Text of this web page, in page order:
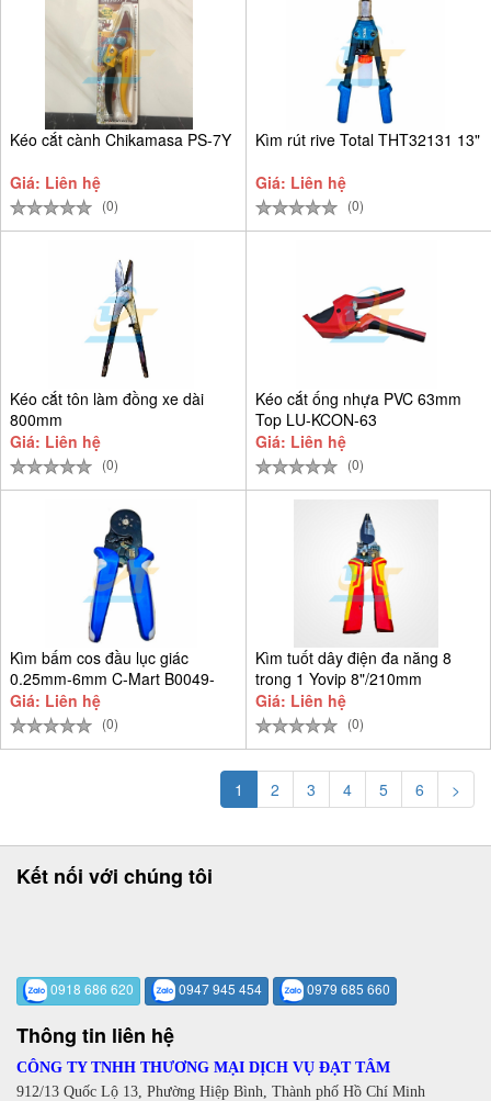
Kéo cắt cành Chikamasa PS-7Y
Giá: Liên hệ
(0)
Kìm rút rive Total THT32131 13"
Giá: Liên hệ
(0)
Kéo cắt tôn làm đồng xe dài
800mm
Giá: Liên hệ
(0)
Kéo cắt ống nhựa PVC 63mm
Top LU-KCON-63
Giá: Liên hệ
(0)
Kìm bấm cos đầu lục giác
0.25mm-6mm C-Mart B0049-
0604
Giá: Liên hệ
(0)
Kìm tuốt dây điện đa năng 8
trong 1 Yovip 8"/210mm
Giá: Liên hệ
(0)
1 2 3 4 5 6 >
Kết nối với chúng tôi
0918 686 620 0947 945 454 0979 685 660
Thông tin liên hệ
CÔNG TY TNHH THƯƠNG MẠI DỊCH VỤ ĐẠT TÂM
912/13 Quốc Lộ 13, Phường Hiệp Bình, Thành phố Hồ Chí Minh